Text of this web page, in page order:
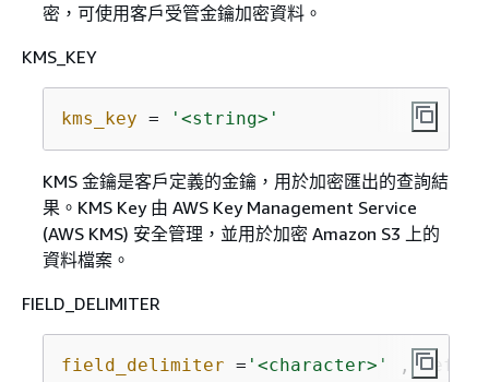
密，可使用客戶受管金鑰加密資料。
KMS_KEY
kms_key = '<string>'
KMS 金鑰是客戶定義的金鑰，用於加密匯出的查詢結
果。KMS Key 由 AWS Key Management Service
(AWS KMS) 安全管理，並用於加密 Amazon S3 上的
資料檔案。
FIELD_DELIMITER
field_delimiter = '<character>' ,